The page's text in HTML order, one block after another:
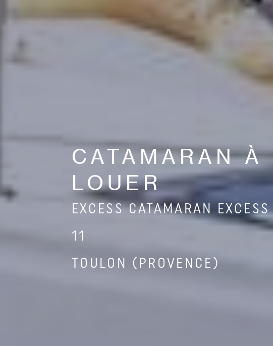
CATAMARAN À
LOUER
EXCESS CATAMARAN EXCESS
11
TOULON (PROVENCE)